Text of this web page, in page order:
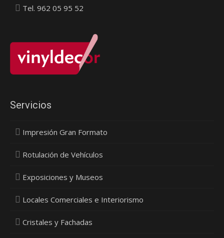
Tel. 962 05 95 52
Servicios
Impresión Gran Formato
Rotulación de Vehículos
Exposiciones y Museos
Locales Comerciales e Interiorismo
Cristales y Fachadas